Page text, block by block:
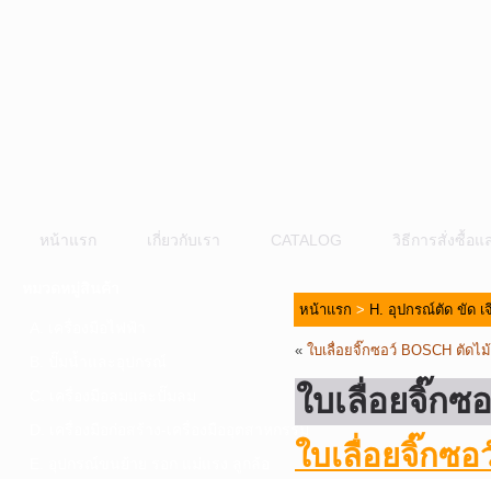
หน้าแรก เกี่ยวกับเรา CATALOG วิธีการสั่งซื้อแ
D. เครื่องมือก่อสร้าง-เครื่องมืออุตสาหกรรม
หน้าแรก > H. อุปกรณ์ตัด ขัด เ
« ใบเลื่อยจิ๊กซอว์ BOSCH ตัดไม้
ใบเลื่อยจิ๊กซ
ใบเลื่อยจิ๊กซ